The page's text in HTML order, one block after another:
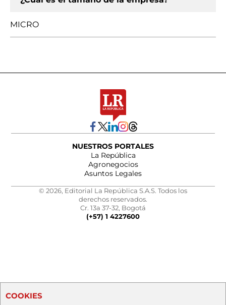
MICRO
NUESTROS PORTALES
La República
Agronegocios
Asuntos Legales
© 2026, Editorial La República S.A.S. Todos los
derechos reservados.
Cr. 13a 37-32, Bogotá
(+57) 1 4227600
COOKIES